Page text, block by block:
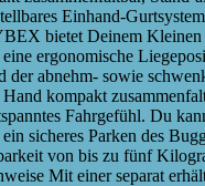
Einhand-
bietet Deinem Kleinen
ergonomische
abnehm- sowie
kompakt
Fahrgefühl. Du
sicheres Parken des
von bis zu fünf
Mit einer separat